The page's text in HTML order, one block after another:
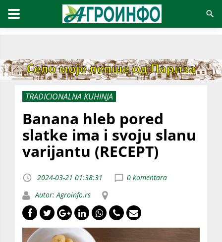
TRADICIONALNA KUHINJA
Banana hleb pored
slatke ima i svoju slanu
varijantu (RECEPT)
2024-03-21 01:38:31
0 komentara
Autor: Agroinfo.rs